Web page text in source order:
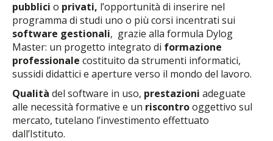
pubblici o privati, l’opportunità di inserire nel
programma di studi uno o più corsi incentrati sui
software gestionali, grazie alla formula Dylog
Master: un progetto integrato di formazione
professionale costituito da strumenti informatici,
sussidi didattici e aperture verso il mondo del lavoro.
Qualità del software in uso, prestazioni adeguate
alle necessità formative e un riscontrooggettivo sul
mercato, tutelano l’investimento effettuato
dall’Istituto.